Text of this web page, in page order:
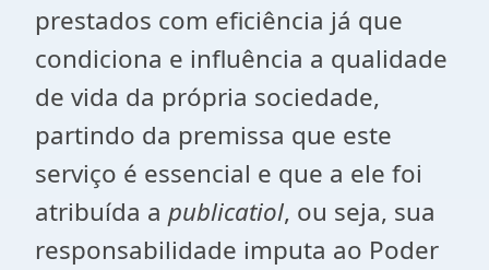
prestados com eficiência já que
condiciona e influência a qualidade
de vida da própria sociedade,
partindo da premissa que este
serviço é essencial e que a ele foi
atribuída a publicatiol, ou seja, sua
responsabilidade imputa ao Poder